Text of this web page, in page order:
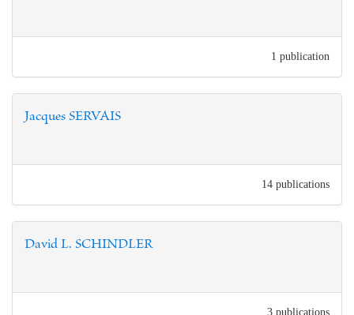
1 publication
Jacques SERVAIS
14 publications
David L. SCHINDLER
3 publications